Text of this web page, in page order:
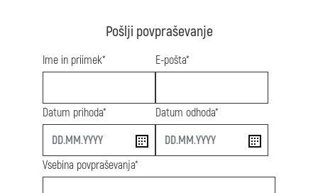
Pošlji povpraševanje
Ime in priimek* E-pošta*
Datum prihoda*
start
Datum odhoda*
end
Vsebina povpraševanja*